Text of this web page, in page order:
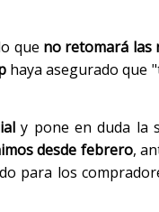
que no retomará las
haya asegurado que
y pone en duda la
desde febrero,
para los